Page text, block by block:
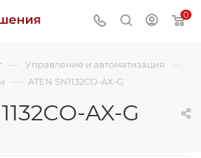
0
— Управление и автоматизация —
— ATEN SN1132CO-AX-G
AX-G